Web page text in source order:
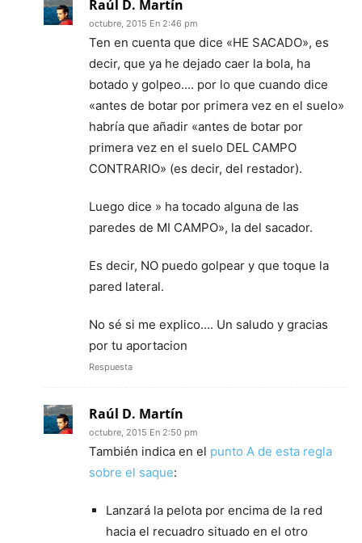
Raúl D. Martín
octubre, 2015 En 2:46 pm
Ten en cuenta que dice «HE SACADO», es
decir, que ya he dejado caer la bola, ha
botado y golpeo…. por lo que cuando dice
«antes de botar por primera vez en el suelo»
habría que añadir «antes de botar por
primera vez en el suelo DEL CAMPO
CONTRARIO» (es decir, del restador).
Luego dice » ha tocado alguna de las
paredes de MI CAMPO», la del sacador.
Es decir, NO puedo golpear y que toque la
pared lateral.
No sé si me explico…. Un saludo y gracias
por tu aportacion
Respuesta
Raúl D. Martín
octubre, 2015 En 2:50 pm
También indica en el punto A de esta regla
sobre el saque:
Lanzará la pelota por encima de la red
hacia el recuadro situado en el otro